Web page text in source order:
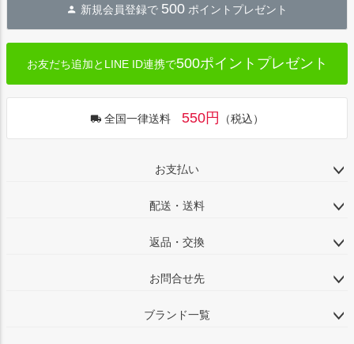
新規会員登録で 500 ポイントプレゼント
お友だち追加とLINE ID連携で500ポイントプレゼント
全国一律送料 550円 （税込）
お支払い
配送・送料
返品・交換
お問合せ先
ブランド一覧